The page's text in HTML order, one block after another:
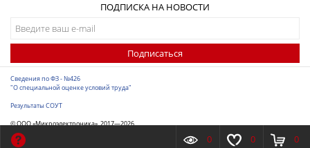
ПОДПИСКА НА НОВОСТИ
Подписаться
Сведения по ФЗ - №426
"О специальной оценке условий труда"
Результаты СОУТ
© ООО «Микроэлектроника», 2017—2026
Разработка сайта
0 0 0